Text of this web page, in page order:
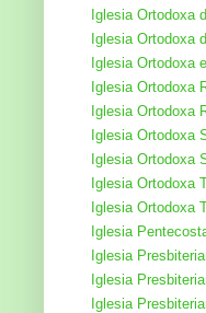
Iglesia Ortodoxa
Iglesia Ortodoxa
Iglesia Ortodoxa
Iglesia Ortodoxa
Iglesia Ortodoxa
Iglesia Ortodoxa
Iglesia Ortodoxa
Iglesia Ortodoxa
Iglesia Ortodoxa
Iglesia
Iglesia
Iglesia
Iglesia